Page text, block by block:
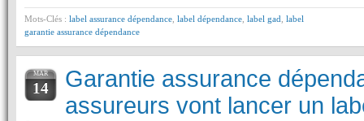
Mots-Clés : label assurance dépendance label dépendance label gad label
garantie assurance dépendance
MAR
14
Garantie assurance
assureurs vont lancer un